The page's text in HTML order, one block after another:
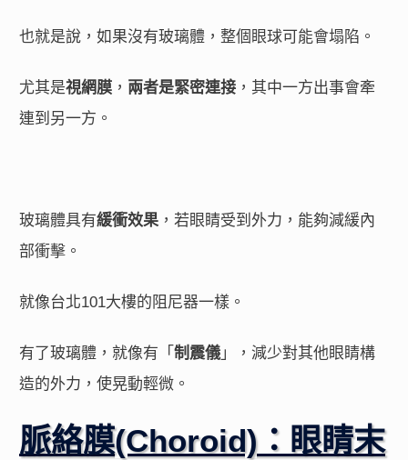
也就是說，如果沒有玻璃體，整個眼球可能會塌陷。
尤其是視網膜 ， 兩者是緊密連接 ，其中一方出事會牽
連到另一方。
玻璃體具有緩衝效果 ，若眼睛受到外力，能夠減緩內
部衝擊。
就像台北101大樓的阻尼器一樣。
有了玻璃體，就像有「 制震儀」，減少對其他眼睛構
造的外力，使晃動輕微。
脈絡膜(Choroid)：眼睛末